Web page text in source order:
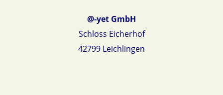
@-yet GmbH
Schloss Eicherhof
42799 Leichlingen